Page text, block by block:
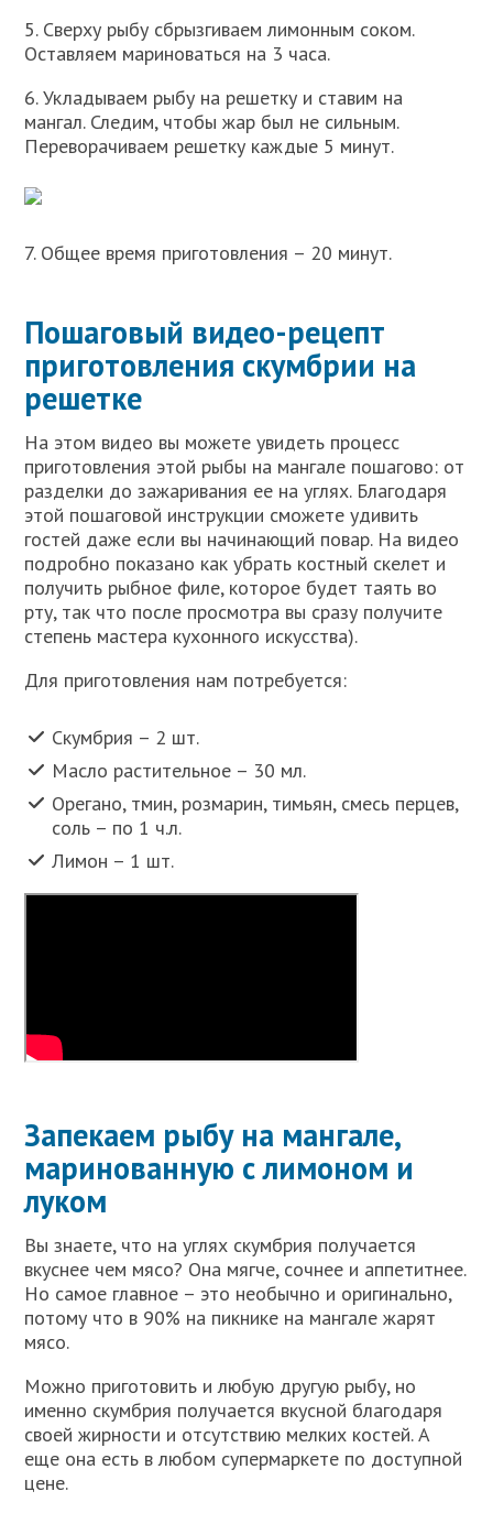
5. Сверху рыбу сбрызгиваем лимонным соком.
Оставляем мариноваться на 3 часа.
6. Укладываем рыбу на решетку и ставим на
мангал. Следим, чтобы жар был не сильным.
Переворачиваем решетку каждые 5 минут.
7. Общее время приготовления – 20 минут.
Пошаговый видео-рецепт
приготовления скумбрии на
решетке
На этом видео вы можете увидеть процесс
приготовления этой рыбы на мангале пошагово: от
разделки до зажаривания ее на углях. Благодаря
этой пошаговой инструкции сможете удивить
гостей даже если вы начинающий повар. На видео
подробно показано как убрать костный скелет и
получить рыбное филе, которое будет таять во
рту, так что после просмотра вы сразу получите
степень мастера кухонного искусства).
Для приготовления нам потребуется:
Скумбрия – 2 шт.
Масло растительное – 30 мл.
Орегано, тмин, розмарин, тимьян, смесь перцев,
соль – по 1 ч.л.
Лимон – 1 шт.
Запекаем рыбу на мангале,
маринованную с лимоном и
луком
Вы знаете, что на углях скумбрия получается
вкуснее чем мясо? Она мягче, сочнее и аппетитнее.
Но самое главное – это необычно и оригинально,
потому что в 90% на пикнике на мангале жарят
мясо.
Можно приготовить и любую другую рыбу, но
именно скумбрия получается вкусной благодаря
своей жирности и отсутствию мелких костей. А
еще она есть в любом супермаркете по доступной
цене.